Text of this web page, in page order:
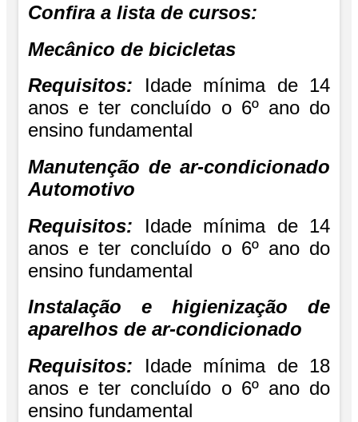
Confira a lista de cursos:
Mecânico de bicicletas
Requisitos: Idade mínima de 14
anos e ter concluído o 6º ano do
ensino fundamental
Manutenção de ar-condicionado
Automotivo
Requisitos: Idade mínima de 14
anos e ter concluído o 6º ano do
ensino fundamental
Instalação e higienização de
aparelhos de ar-condicionado
Requisitos:
Idade mínima de 18
anos e ter concluído o 6º ano do
ensino fundamental